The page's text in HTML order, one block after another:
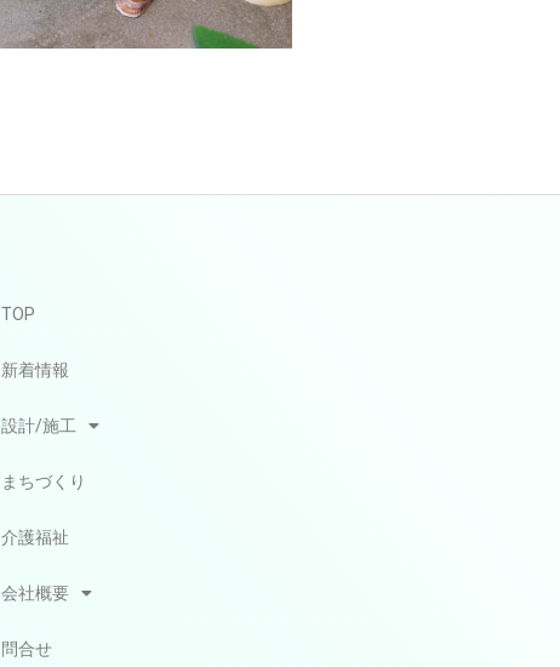
TOP
新着情報
設計/施工
まちづくり
介護福祉
会社概要
問合せ